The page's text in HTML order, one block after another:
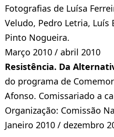
Fotografias de Luísa
Veludo, Pedro Letria, Luís
Pinto Nogueira.
Março 2010 / abril 2010
Resistência. Da
do programa de
Afonso. Comissariado a
Organização: Comissão
Janeiro 2010 / dezembro